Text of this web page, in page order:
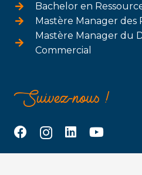
Bachelor en
Mastère Manager des
Mastère Manager du
Commercial
Suivez-nous !